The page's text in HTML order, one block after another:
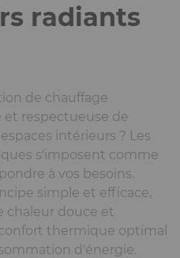
radiants
de chauffage
respectueuse de
intérieurs ? Les
s'imposent comme
à vos besoins.
simple et efficace,
chaleur douce et
thermique optimal
d'énergie.